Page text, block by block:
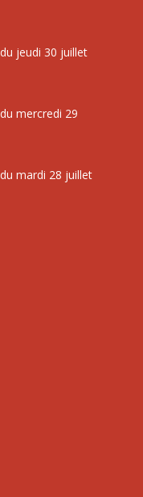
du jeudi 30 juillet
du mercredi 29
du mardi 28 juillet